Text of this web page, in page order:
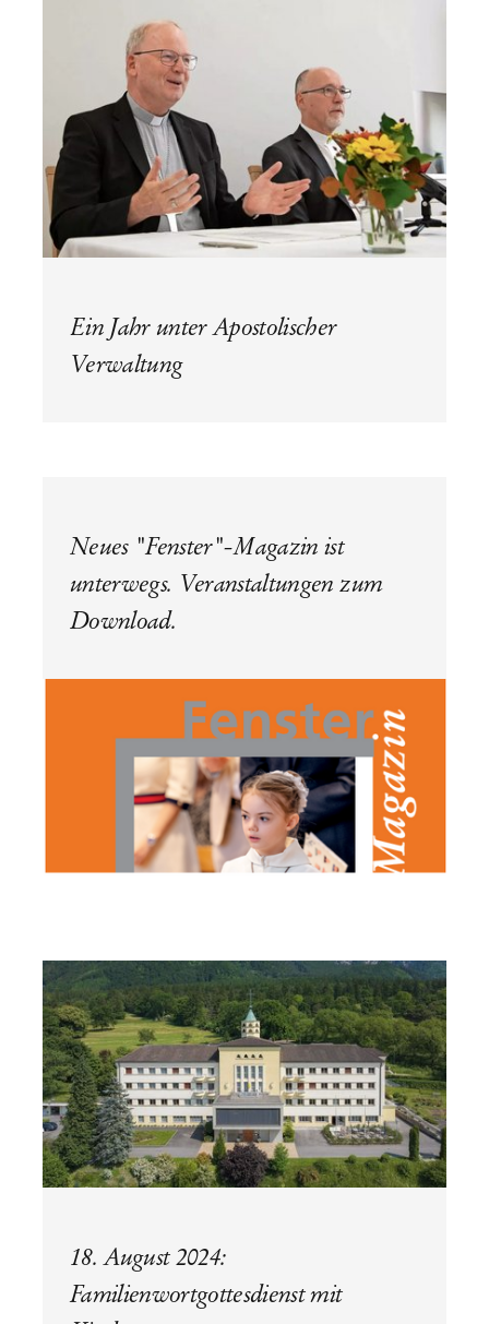
Ein Jahr unter Apostolischer
Verwaltung
Neues "Fenster"-Magazin ist
unterwegs. Veranstaltungen zum
Download.
18. August 2024:
Familienwortgottesdienst mit